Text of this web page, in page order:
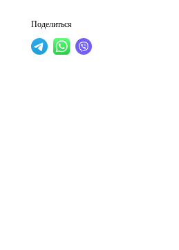
Поделиться